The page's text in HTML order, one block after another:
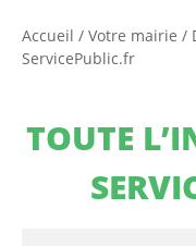
Accueil / Votre mairie /
ServicePublic.fr
TOUTE